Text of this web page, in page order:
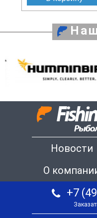
Новости
О
+7